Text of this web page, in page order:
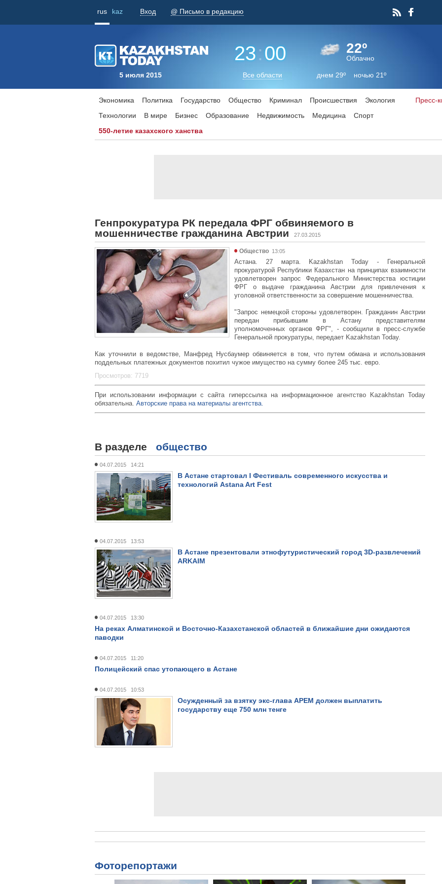
rus kaz Вход @ Письмо в редакцию
5 июля 2015
23:00
Все области
22º
Облачно
днем 29º ночью 21º
Экономика Политика Государство Общество Криминал Происшествия
Экология
Технологии
В мире Бизнес Образование Недвижимость Медицина
Спорт
550-летие казахского ханства
Пресс-
Генпрокуратура РК передала ФРГ обвиняемого в
мошенничестве гражданина Австрии
27.03.2015
Общество 13:05
Астана. 27 марта. Kazakhstan Today - Генеральной
прокуратурой Республики Казахстан на принципах взаимности
удовлетворен запрос Федерального Министерства юстиции
ФРГ о выдаче гражданина Австрии для привлечения к
уголовной ответственности за совершение мошенничества.
"Запрос немецкой стороны удовлетворен. Гражданин Австрии
передан прибывшим в Астану представителям
уполномоченных органов ФРГ", - сообщили в пресс-службе
Генеральной прокуратуры, передает Kazakhstan Today.
Как уточнили в ведомстве, Манфред Нусбаумер обвиняется в том, что путем обмана и использования
поддельных платежных документов похитил чужое имущество на сумму более 245 тыс. евро.
Просмотров: 7719
При использовании информации с сайта гиперссылка на информационное агентство Kazakhstan Today
обязательна. Авторские права на материалы агентства.
В разделе общество
04.07.2015 14:21
В Астане стартовал I Фестиваль современного искусства и
технологий Astana Art Fest
04.07.2015 13:53
В Астане презентовали этнофутуристический город 3D-развлечений
ARKAIM
04.07.2015 13:30
На реках Алматинской и Восточно-Казахстанской областей в ближайшие дни ожидаются
паводки
04.07.2015 11:20
Полицейский спас утопающего в Астане
04.07.2015 10:53
Осужденный за взятку экс-глава АРЕМ должен выплатить
государству еще 750 млн тенге
Фоторепортажи